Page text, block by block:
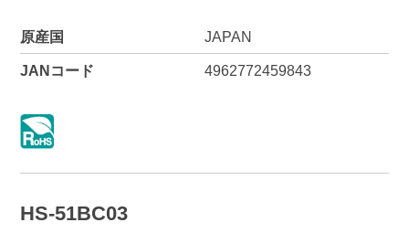
原産国 JAPAN
JANコード 4962772459843
HS-51BC03